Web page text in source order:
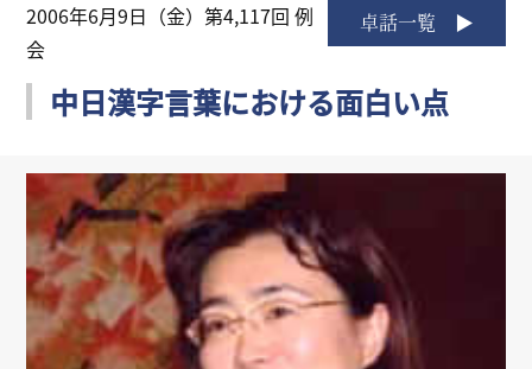
歴史
特徴
リンク
会員専用ページ
English
卓話一覧
2006年6月9日（金）第4,117回 例
会
中日漢字言葉における面白い点